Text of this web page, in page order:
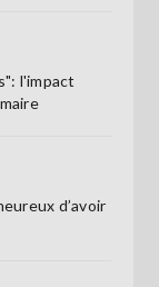
l'impact
d’avoir